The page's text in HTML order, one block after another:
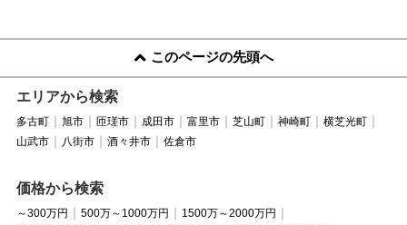
このページの先頭へ
エリアから検索
多古町 旭市 匝瑳市 成田市 富里市 芝山町 神崎町
横芝光町
山武市
八街市 酒々井市 佐倉市
価格から検索
～300万円 500万～1000万円
1500万～2000万円